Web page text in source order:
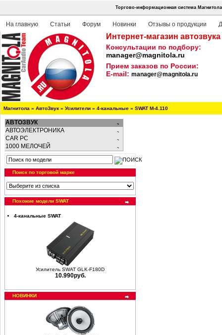
Торгово-информационная система
На главную Статьи Форум Новинки Отзывы о продукции
Интернет-магазин
Консультации по подбору:
manager@magnitola.ru
Прием заказов по России:
E-mail: manager@magnitola.ru
Магнитола » АвтоЗвук » Усилители » 4-канальные » SWAT M-4.110
АВТОЗВУК
АВТОЭЛЕКТРОНИКА
CAR PC
1000 МЕЛОЧЕЙ
Поиск по торговой марке
Похожие модели SWAT
4-канальные SWAT
Усилитель SWAT GLK-F180D
10.990руб.
НОВИНКИ